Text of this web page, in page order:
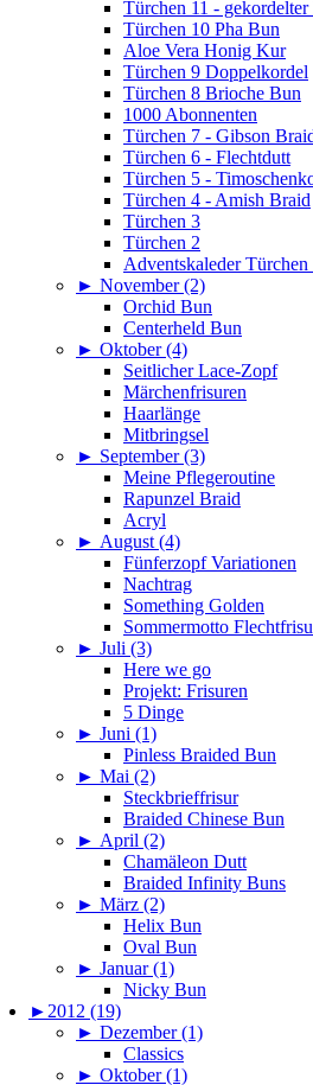
Türchen 11 -
Türchen 10 Pha Bun
Aloe Vera Honig Kur
Türchen 9 Doppelkordel
Türchen 8 Brioche Bun
1000 Abonnenten
Türchen 7 - Gibson
Türchen 6 - Flechtdutt
Türchen 5 -
Türchen 4 - Amish Braid
Türchen 3
Türchen 2
Adventskaleder Türchen
► November (2)
Orchid Bun
Centerheld Bun
► Oktober (4)
Seitlicher Lace-Zopf
Märchenfrisuren
Haarlänge
Mitbringsel
► September (3)
Meine Pflegeroutine
Rapunzel Braid
Acryl
► August (4)
Fünferzopf Variationen
Nachtrag
Something Golden
Sommermotto
► Juli (3)
Here we go
Projekt: Frisuren
5 Dinge
► Juni (1)
Pinless Braided Bun
► Mai (2)
Steckbrieffrisur
Braided Chinese Bun
► April (2)
Chamäleon Dutt
Braided Infinity Buns
► März (2)
Helix Bun
Oval Bun
► Januar (1)
Nicky Bun
► 2012 (19)
► Dezember (1)
Classics
► Oktober (1)